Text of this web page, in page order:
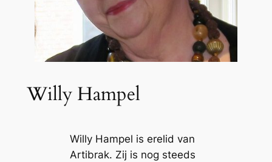
Willy Hampel
Willy Hampel is erelid van
Artibrak. Zij is nog steeds